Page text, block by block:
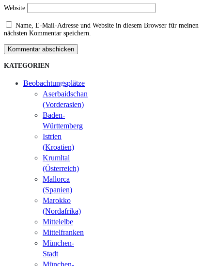
Website
Name, E-Mail-Adresse und Website in diesem Browser für meinen
nächsten Kommentar speichern.
Kommentar abschicken
KATEGORIEN
Beobachtungsplätze
Aserbaidschan
(Vorderasien)
Baden-
Württemberg
Istrien
(Kroatien)
Krumltal
(Österreich)
Mallorca
(Spanien)
Marokko
(Nordafrika)
Mittelelbe
Mittelfranken
München-
Stadt
München-